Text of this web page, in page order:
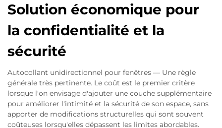
Solution économique pour
la confidentialité et la
sécurité
Autocollant unidirectionnel pour fenêtres — Une règle
générale très pertinente. Le coût est le premier critère
lorsque l'on envisage d'ajouter une couche supplémentaire
pour améliorer l'intimité et la sécurité de son espace, sans
apporter de modifications structurelles qui sont souvent
coûteuses lorsqu'elles dépassent les limites abordables.